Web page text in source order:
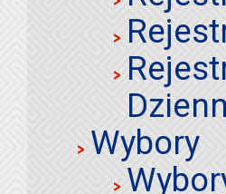
Wybory